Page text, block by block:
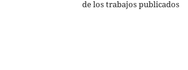
de los trabajos publicados